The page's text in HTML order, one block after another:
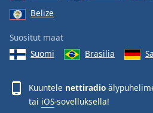
Belize
Suositut maat
Suomi
Brasilia
Kuuntele nettiradio
tai iOS-sovelluksella!